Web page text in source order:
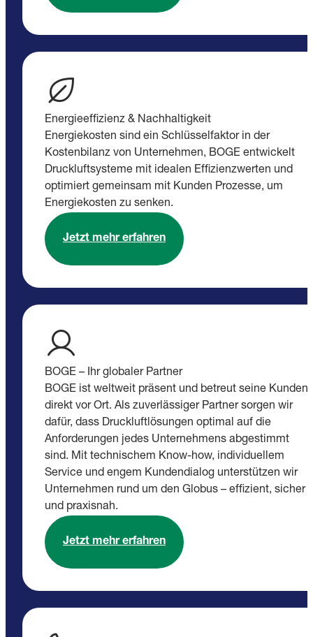
Energieeffizienz & Nachhaltigkeit
Energiekosten sind ein Schlüsselfaktor in der
Kostenbilanz von Unternehmen, BOGE entwickelt
Druckluftsysteme mit idealen Effizienzwerten und
optimiert gemeinsam mit Kunden Prozesse, um
Energiekosten zu senken.
Jetzt mehr erfahren
BOGE – Ihr globaler Partner
BOGE ist weltweit präsent und betreut seine Kunden
direkt vor Ort. Als zuverlässiger Partner sorgen wir
dafür, dass Druckluftlösungen optimal auf die
Anforderungen jedes Unternehmens abgestimmt
sind. Mit technischem Know-how, individuellem
Service und engem Kundendialog unterstützen wir
Unternehmen rund um den Globus – effizient, sicher
und praxisnah.
Jetzt mehr erfahren